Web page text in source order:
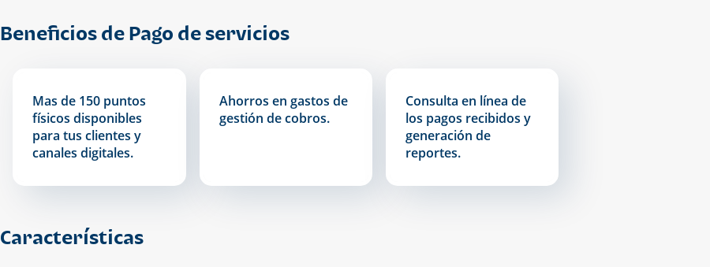
Beneficios de Pago de servicios
Mas de 150 puntos
físicos disponibles
para tus clientes y
canales digitales.
Ahorros en gastos de
gestión de cobros.
Consulta en línea de
los pagos recibidos y
generación de
reportes.
Características